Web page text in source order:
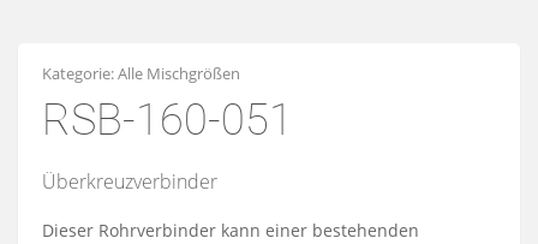
Kategorie:Alle Mischgrößen
RSB-160-051
Überkreuzverbinder
Dieser Rohrverbinder kann einer bestehenden